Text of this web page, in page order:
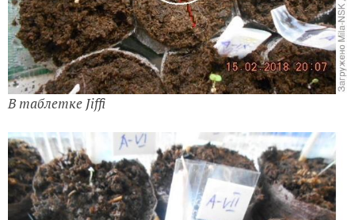
В таблетке Jiffi